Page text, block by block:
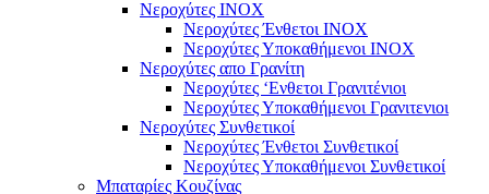
Νεροχύτες ΙΝΟΧ
Νεροχύτες Ένθετοι INOX
Νεροχύτες Υποκαθήμενοι INOX
Νεροχύτες απο Γρανίτη
Νεροχύτες ‘Ενθετοι Γρανιτένιοι
Νεροχύτες Υποκαθήμενοι Γρανιτενιοι
Νεροχύτες Συνθετικοί
Νεροχύτες Ένθετοι Συνθετικοί
Νεροχύτες Υποκαθήμενοι Συνθετικοί
Μπαταρίες Κουζίνας